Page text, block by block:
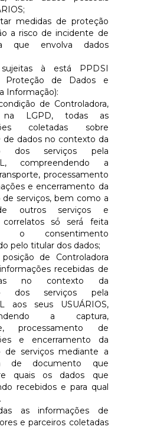
medidas de proteção
a risco de incidente de
que envolva dados
à está PPDSI
Proteção de Dados e
Informação):
de Controladora,
na LGPD, todas as
coletadas sobre
de dados no contexto da
dos serviços pela
, compreendendo a
processamento
e encerramento da
de serviços, bem como a
outros serviços e
correlatos só́ será́ feita
o consentimento
pelo titular dos dados;
de Controladora
recebidas de
no contexto da
dos serviços pela
aos seus USUÁRIOS,
a captura,
processamento de
e encerramento da
de serviços mediante a
de documento que
quais os dados que
recebidos e para qual
as informações de
e parceiros coletadas